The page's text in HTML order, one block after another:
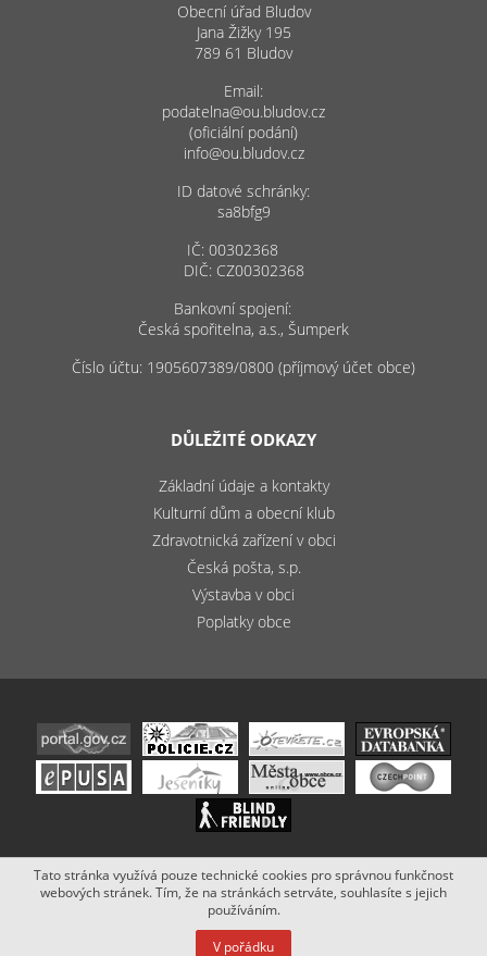
Obecní úřad Bludov
Jana Žižky 195
789 61 Bludov
Email:
podatelna@ou.bludov.cz
(oficiální podání)
info@ou.bludov.cz
ID datové schránky:
sa8bfg9
IČ: 00302368
DIČ: CZ00302368
Bankovní spojení:
Česká spořitelna, a.s., Šumperk
Číslo účtu: 1905607389/0800 (příjmový účet obce)
DŮLEŽITÉ ODKAZY
Základní údaje a kontakty
Kulturní dům a obecní klub
Zdravotnická zařízení v obci
Česká pošta, s.p.
Výstavba v obci
Poplatky obce
Copyright (c) 2020 - 2019 Obec Bludov. Stránky vytvořil a spravuje
Netsimple.
Tato stránka využívá pouze technické cookies pro správnou funkčnost
webových stránek. Tím, že na stránkách setrváte, souhlasíte s jejich
používáním.
V pořádku